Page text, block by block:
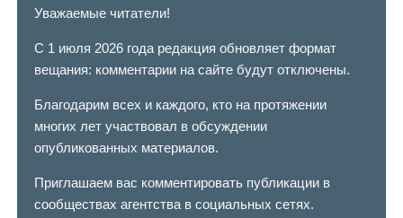
Уважаемые читатели!
С 1 июля 2026 года редакция обновляет формат
вещания: комментарии на сайте будут отключены.
Благодарим всех и каждого, кто на протяжении
многих лет участвовал в обсуждении
опубликованных материалов.
Приглашаем вас комментировать публикации в
сообществах агентства в социальных сетях.